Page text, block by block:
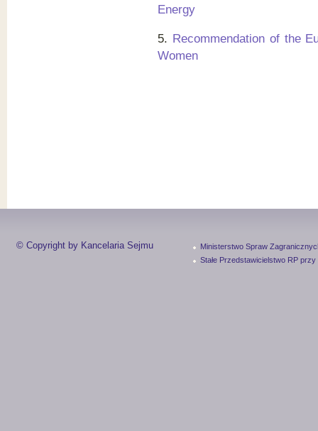
Energy
5. Recommendation of the
Women
© Copyright by Kancelaria Sejmu
Ministerstwo Spraw
Stałe Przedstawicielstwo RP przy